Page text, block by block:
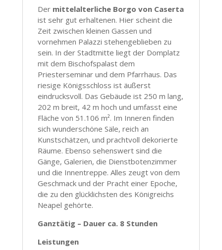
Der mittelalterliche Borgo von Caserta
ist sehr gut erhaltenen. Hier scheint die
Zeit zwischen kleinen Gassen und
vornehmen Palazzi stehengeblieben zu
sein. In der Stadtmitte liegt der Domplatz
mit dem Bischofspalast dem
Priesterseminar und dem Pfarrhaus. Das
riesige Königsschloss ist äußerst
eindrucksvoll. Das Gebäude ist 250 m lang,
202 m breit, 42 m hoch und umfasst eine
Fläche von 51.106 m². Im Inneren finden
sich wunderschöne Säle, reich an
Kunstschätzen, und prachtvoll dekorierte
Räume. Ebenso sehenswert sind die
Gänge, Galerien, die Dienstbotenzimmer
und die Innentreppe. Alles zeugt von dem
Geschmack und der Pracht einer Epoche,
die zu den glücklichsten des Königreichs
Neapel gehörte.
Ganztätig – Dauer ca. 8 Stunden
Leistungen